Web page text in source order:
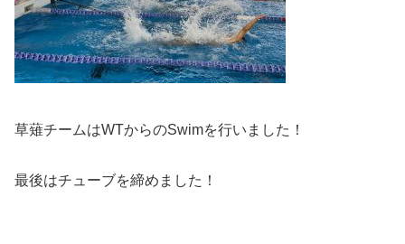
草薙チームはWTからのSwimを行いました！
最後はチューブを締めました！